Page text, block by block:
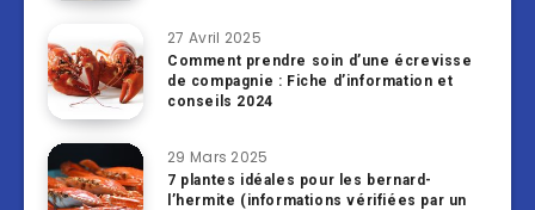
27 Avril 2025
Comment prendre soin d’une écrevisse
de compagnie : Fiche d’information et
conseils 2024
29 Mars 2025
7 plantes idéales pour les bernard-
l’hermite (informations vérifiées par un